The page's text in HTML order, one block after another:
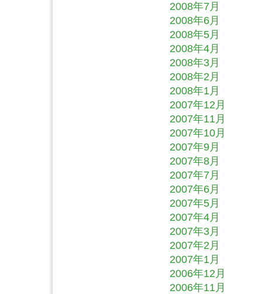
2008年7月
2008年6月
2008年5月
2008年4月
2008年3月
2008年2月
2008年1月
2007年12月
2007年11月
2007年10月
2007年9月
2007年8月
2007年7月
2007年6月
2007年5月
2007年4月
2007年3月
2007年2月
2007年1月
2006年12月
2006年11月